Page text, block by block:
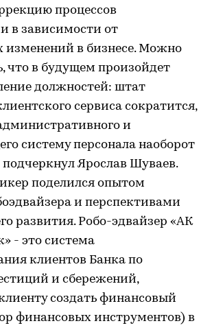
процессов
в зависимости от
изменений в бизнесе. Можно
что в будущем произойдет
должностей: штат
сервиса сократится,
и
систему персонала наоборот
подчеркнул Ярослав Шуваев.
поделился опытом
и перспективами
развития. Робо-эдвайзер «АК
- это система
клиентов Банка по
и сбережений,
создать финансовый
финансовых инструментов) в